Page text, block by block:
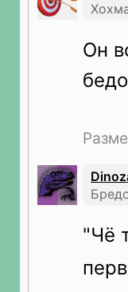
Он
"Чё